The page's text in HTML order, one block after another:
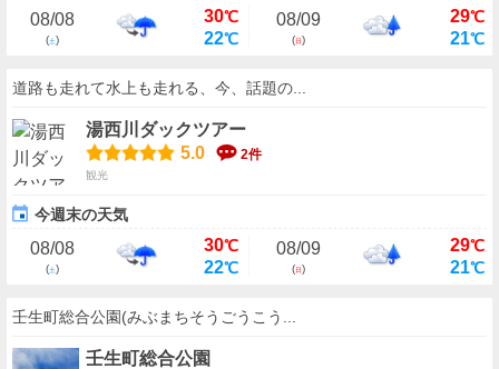
08/08
(土)
30℃
22℃
08/09
(日)
29℃
21℃
道路も走れて水上も走れる、今、話題の...
湯西川ダックツアー
5.0
2件
観光
今週末の天気
08/08
(土)
30℃
22℃
08/09
(日)
29℃
21℃
壬生町総合公園(みぶまちそうごうこう...
壬生町総合公園